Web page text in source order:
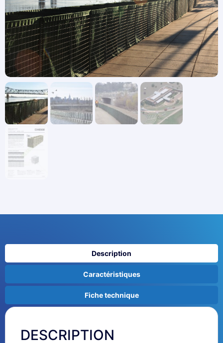
Description
Caractéristiques
Fiche technique
DESCRIPTION